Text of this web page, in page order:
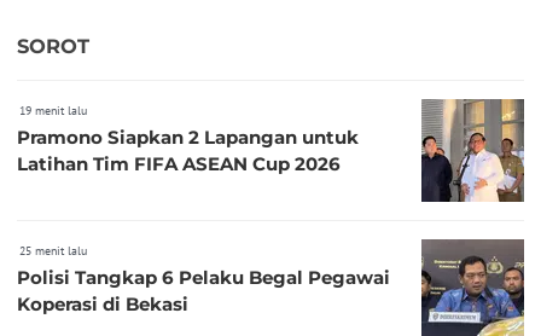
SOROT
19 menit lalu
Pramono Siapkan 2 Lapangan untuk
Latihan Tim FIFA ASEAN Cup 2026
25 menit lalu
Polisi Tangkap 6 Pelaku Begal Pegawai
Koperasi di Bekasi